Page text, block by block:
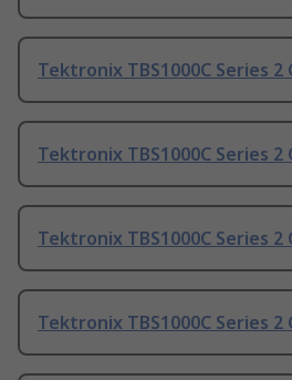
Tektronix TBS1000C Series 2
Tektronix TBS1000C Series 2
Tektronix TBS1000C Series 2
Tektronix TBS1000C Series 2